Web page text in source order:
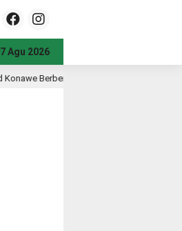
Agu 2026
Wujudkan Pelayanan Prima dan